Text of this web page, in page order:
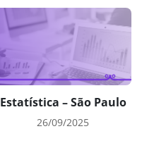
Estatística – São Paulo
26/09/2025